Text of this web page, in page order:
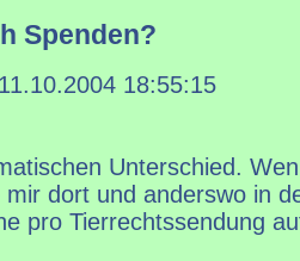
Spenden?
11.10.2004 18:55:15
Unterschied.
dort und anderswo in
pro Tierrechtssendung